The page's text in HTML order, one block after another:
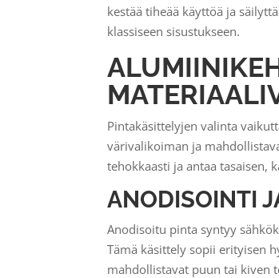
kestää tiheää käyttöä ja
klassiseen sisustukseen.
Pintakäsittelyjen valinta
värivalikoiman ja
tehokkaasti ja antaa tasaisen,
ANODISOINTI
Anodisoitu pinta syntyy
Tämä käsittely sopii erityisen
mahdollistavat puun tai kiven